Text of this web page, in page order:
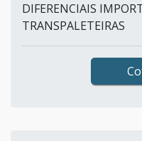
DIFERENCIAIS
TRANSPALETEIRAS